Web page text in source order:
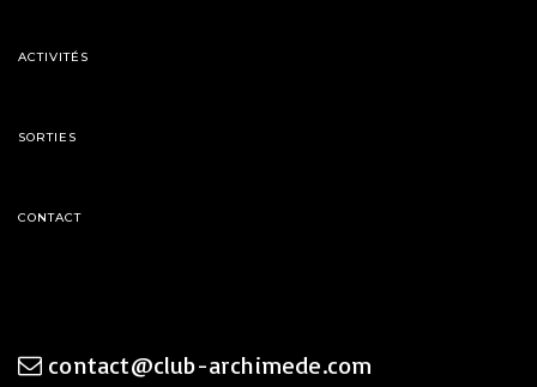
ACTIVITÉS
SORTIES
CONTACT
contact@club-archimede.com